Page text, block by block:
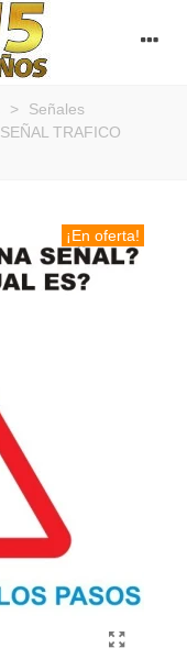
>
Señales
SEÑAL TRAFICO
¡En oferta!